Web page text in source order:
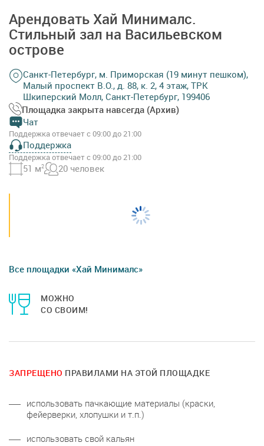
Арендовать Хай Минималс.
Стильный зал на Васильевском
острове
Санкт-Петербург, м. Приморская (19 минут пешком),
Малый проспект В.О., д. 88, к. 2, 4 этаж, ТРК
Шкиперский Молл, Санкт-Петербург, 199406
Площадка закрыта навсегда (Архив)
Чат
Поддержка отвечает с 09:00 до 21:00
Поддержка
Поддержка отвечает с 09:00 до 21:00
51 м2 20 человек
Все площадки «Хай Минималс»
МОЖНО
СО СВОИМ!
ЗАПРЕЩЕНО ПРАВИЛАМИ НА ЭТОЙ ПЛОЩАДКЕ
использовать пачкающие материалы (краски,
фейерверки, хлопушки и т.п.)
использовать свой кальян